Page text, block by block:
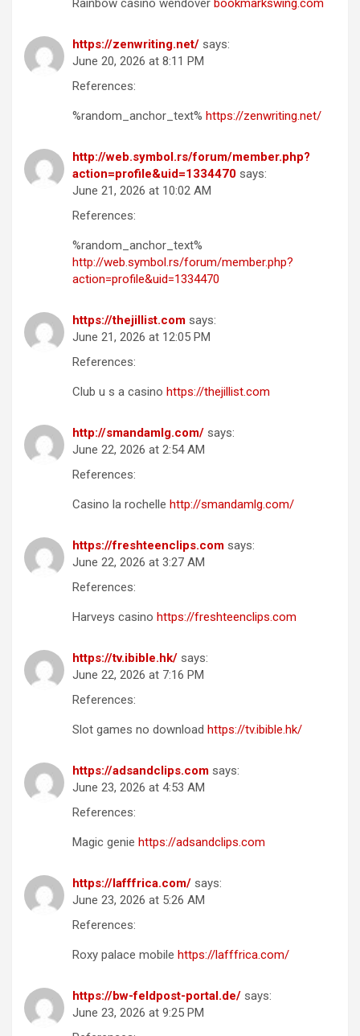
Rainbow casino wendover bookmarkswing.com
https://zenwriting.net/ says:
June 20, 2026 at 8:11 PM
References:
%random_anchor_text% https://zenwriting.net/
http://web.symbol.rs/forum/member.php?
action=profile&uid=1334470 says:
June 21, 2026 at 10:02 AM
References:
%random_anchor_text%
http://web.symbol.rs/forum/member.php?
action=profile&uid=1334470
https://thejillist.com says:
June 21, 2026 at 12:05 PM
References:
Club u s a casino https://thejillist.com
http://smandamlg.com/ says:
June 22, 2026 at 2:54 AM
References:
Casino la rochelle http://smandamlg.com/
https://freshteenclips.com says:
June 22, 2026 at 3:27 AM
References:
Harveys casino https://freshteenclips.com
https://tv.ibible.hk/ says:
June 22, 2026 at 7:16 PM
References:
Slot games no download https://tv.ibible.hk/
https://adsandclips.com says:
June 23, 2026 at 4:53 AM
References:
Magic genie https://adsandclips.com
https://lafffrica.com/ says:
June 23, 2026 at 5:26 AM
References:
Roxy palace mobile https://lafffrica.com/
https://bw-feldpost-portal.de/ says:
June 23, 2026 at 9:25 PM